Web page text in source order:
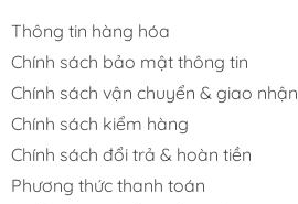
Thông tin hàng hóa
Chính sách bảo mật thông tin
Chính sách vận chuyển & giao nhận
Chính sách kiểm hàng
Chính sách đổi trả & hoàn tiền
Phương thức thanh toán